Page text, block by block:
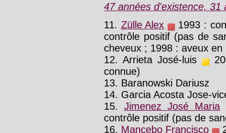
47 années d'existence,
11. Zülle Alex
1993 :
contrôle positif (pas de
cheveux ; 1998 : aveux
12. Arrieta José-luis
connue)
13. Baranowski Dariusz
14. Garcia Acosta Jose-
15.Jimenez José Maria
contrôle positif (pas de
16. Mancebo Francisco